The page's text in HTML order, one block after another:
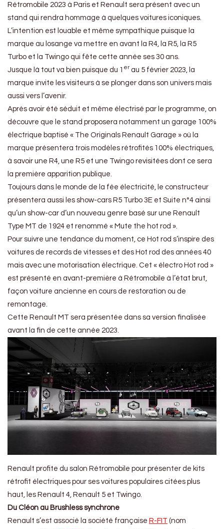
Rétromobile 2023 à Paris et Renault sera présent avec un
stand qui rendra hommage à quelques voitures iconiques.
L’intention est louable et même sympathique puisque la
marque au losange va mettre en avant la R4, la R5, la R5
Turbo et la Twingo qui fête cette année ses 30 ans.
Jusque là tout va bien puisque du 1 er au 5 février 2023, la
marque invite les visiteurs à se plonger dans son univers mais
aussi vers l’avenir.
Après avoir été séduit et même électrisé par le programme, on
découvre que le stand proposera notamment un garage 100%
électrique baptisé « The Originals Renault Garage » où la
marque présentera trois modèles rétrofités 100% électriques,
à savoir une R4, une R5 et une Twingo revisitées dont ce sera
la première apparition publique.
Toujours dans le monde de la fée électricité, le constructeur
présentera aussi les show-cars R5 Turbo 3E et Suite n°4 ainsi
qu’un show-car d’un nouveau genre basé sur une Renault
Type MT de 1924 et renommé « Mute the hot rod ».
Pour suivre une tendance du moment, ce Hot rod s’inspire des
voitures de records de vitesses et des Hot rod des années 40
mais avec une motorisation électrique. Cet « électro Hot rod »
est présenté en avant-première à Rétromobile à l’état brut,
façon voiture ancienne en cours de restoration ou de
remontage.
Cette Renault MT sera présentée dans sa version finalisée
avant la fin de cette année 2023.
Renault profite du salon Rétromobile pour présenter de kits
rétrofit électriques pour ses voitures populaires citées plus
haut, les Renault 4, Renault 5 et Twingo.
Du Cléon au Brushless synchrone
Renault s’est associé la société française R-FIT (nom